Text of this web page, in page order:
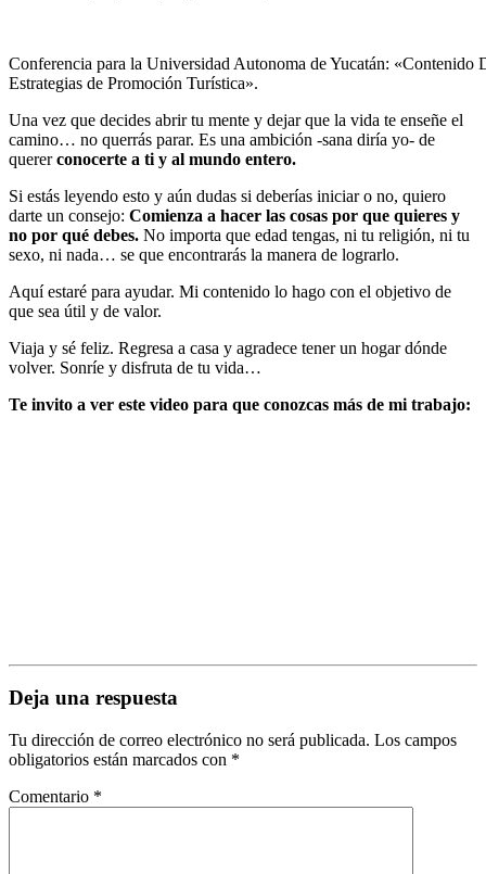
Conferencia para la Universidad Autonoma de Yucatán: «Contenido
Estrategias de Promoción Turística».
Una vez que decides abrir tu mente y dejar que la vida te enseñe el
camino… no querrás parar. Es una ambición -sana diría yo- de
quererconocerte a ti y al mundo entero.
Si estás leyendo esto y aún dudas si deberías iniciar o no, quiero
darte un consejo: Comienza a hacer las cosas por que quieres y
no por qué debes. No importa que edad tengas, ni tu religión, ni tu
sexo, ni nada… se que encontrarás la manera de lograrlo.
Aquí estaré para ayudar. Mi contenido lo hago con el objetivo de
que sea útil y de valor.
Viaja y sé feliz. Regresa a casa y agradece tener un hogar dónde
volver. Sonríe y disfruta de tu vida…
Te invito a ver este video para que conozcas más de mi trabajo:
Deja una respuesta
Tu dirección de correo electrónico no será publicada. Los campos
obligatorios están marcados con *
Comentario *